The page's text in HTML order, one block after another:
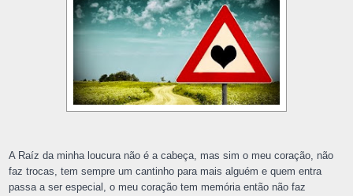
A Raíz da minha loucura não é a cabeça, mas sim o meu coração, não
faz trocas, tem sempre um cantinho para mais alguém e quem entra
passa a ser especial, o meu coração tem memória então não faz